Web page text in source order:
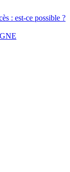
: est-ce possible ?